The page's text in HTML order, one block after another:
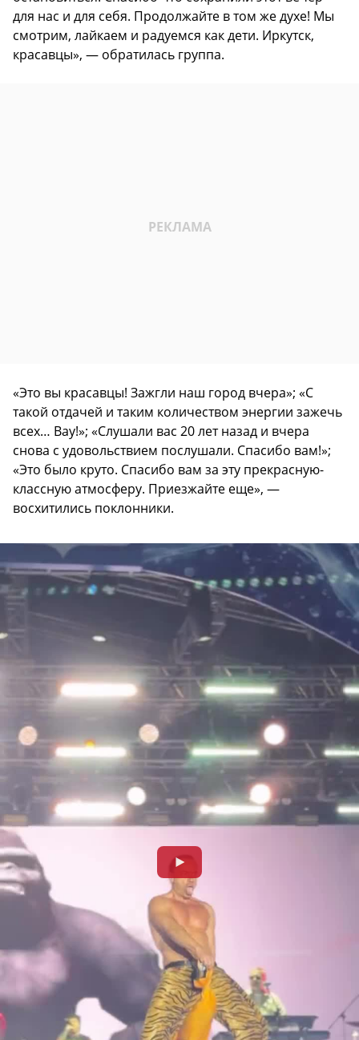
для нас и для себя. Продолжайте в том же духе! Мы
смотрим, лайкаем и радуемся как дети. Иркутск,
красавцы», — обратилась группа.
«Это вы красавцы! Зажгли наш город вчера»; «С
такой отдачей и таким количеством энергии зажечь
всех… Вау!»; «Слушали вас 20 лет назад и вчера
снова с удовольствием послушали. Спасибо вам!»;
«Это было круто. Спасибо вам за эту прекрасную-
классную атмосферу. Приезжайте еще», —
восхитились поклонники.